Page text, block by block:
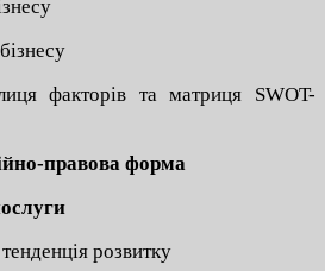
факторів та матриця SWOT-
правова форма
розвитку